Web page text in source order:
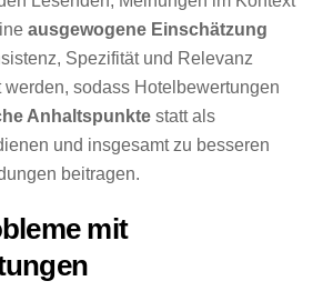
ausgewogene Einschätzung
Spezifität und Relevanz
werden, sodass Hotelbewertungen
Anhaltspunkte statt als
und insgesamt zu besseren
beitragen.
mit